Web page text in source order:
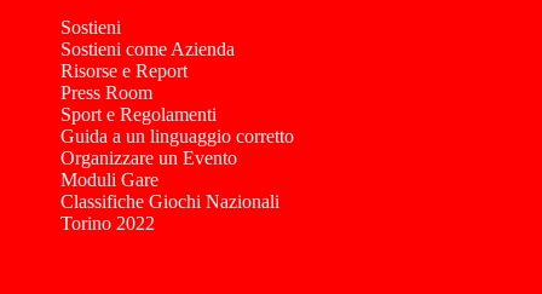
Sostieni
Sostieni come Azienda
Risorse e Report
Press Room
Sport e Regolamenti
Guida a un linguaggio corretto
Organizzare un Evento
Moduli Gare
Classifiche Giochi Nazionali
Torino 2022